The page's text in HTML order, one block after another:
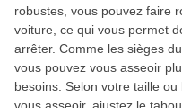
robustes, vous pouvez faire
voiture, ce qui vous permet
arrêter. Comme les sièges
vous pouvez vous asseoir
besoins. Selon votre taille